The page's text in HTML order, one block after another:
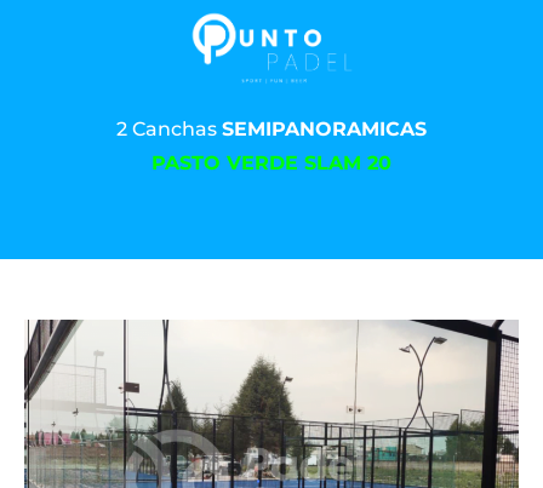
2 Canchas SEMIPANORAMICAS
PASTO VERDE SLAM 20